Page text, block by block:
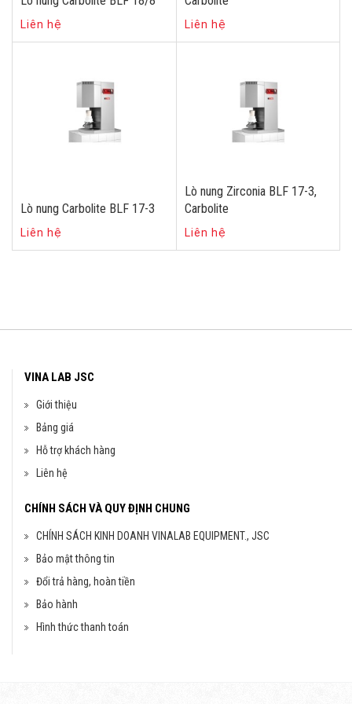
Liên hệ Liên hệ
Lò nung Carbolite BLF 17-3
Liên hệ
Lò nung Zirconia BLF 17-3,
Carbolite
Liên hệ
VINA LAB JSC
Giới thiệu
Bảng giá
Hỗ trợ khách hàng
Liên hệ
CHÍNH SÁCH VÀ QUY ĐỊNH CHUNG
CHÍNH SÁCH KINH DOANH VINALAB EQUIPMENT., JSC
Bảo mật thông tin
Đổi trả hàng, hoàn tiền
Bảo hành
Hình thức thanh toán